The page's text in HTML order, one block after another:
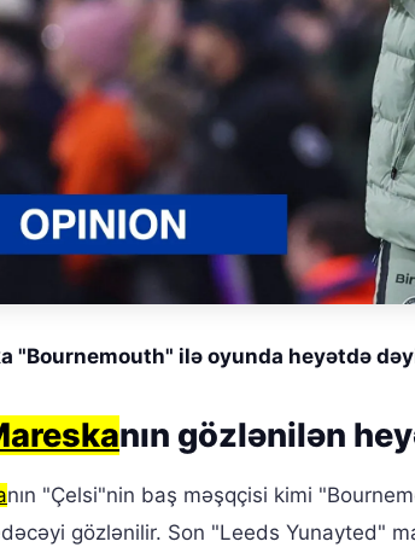
"Bournemouth" ilə oyunda heyətdə
nın gözlənilən
nın "Çelsi"nin baş məşqçisi kimi
gözlənilir. Son "Leeds Yunayted"